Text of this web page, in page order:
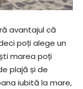
avantajul că
poți alege un
marea poți
plajă și de
iubită la mare,